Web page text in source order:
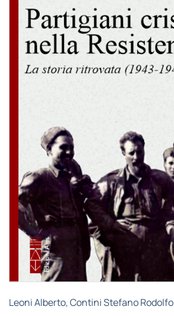
BIOGRAFIE
ATTUALITÀ
Leoni Alberto,Contini Stefano Rodolfo